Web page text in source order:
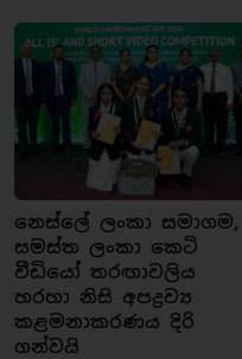
නෙස්ලේ ලංකා සමාගම,
සමස්ත ලංකා කෙටි
වීඩියෝ තරඟාවලිය
හරහා නිසි අපද්‍රව්‍ය
කළමනාකරණය දිරි
ගන්වයි